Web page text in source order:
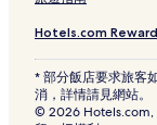
Hotels.com
* 部分飯店要求旅客
消，詳情請見網站。
© 2026 Hotels.com,